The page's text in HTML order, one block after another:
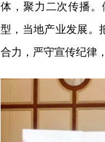
体，聚力二次传播
型，当地产业发展。
合力，严守宣传纪律